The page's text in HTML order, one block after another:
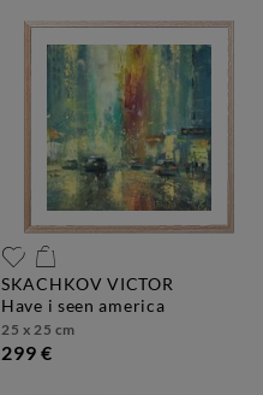
SKACHKOV VICTOR
have i seen america
25 x 25 cm
299 €